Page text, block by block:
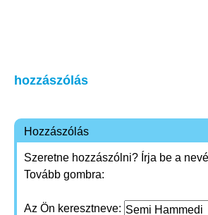
hozzászólás
Hozzászólás
Szeretne hozzászólni? Írja be a
Tovább gombra:
Az Ön keresztneve: